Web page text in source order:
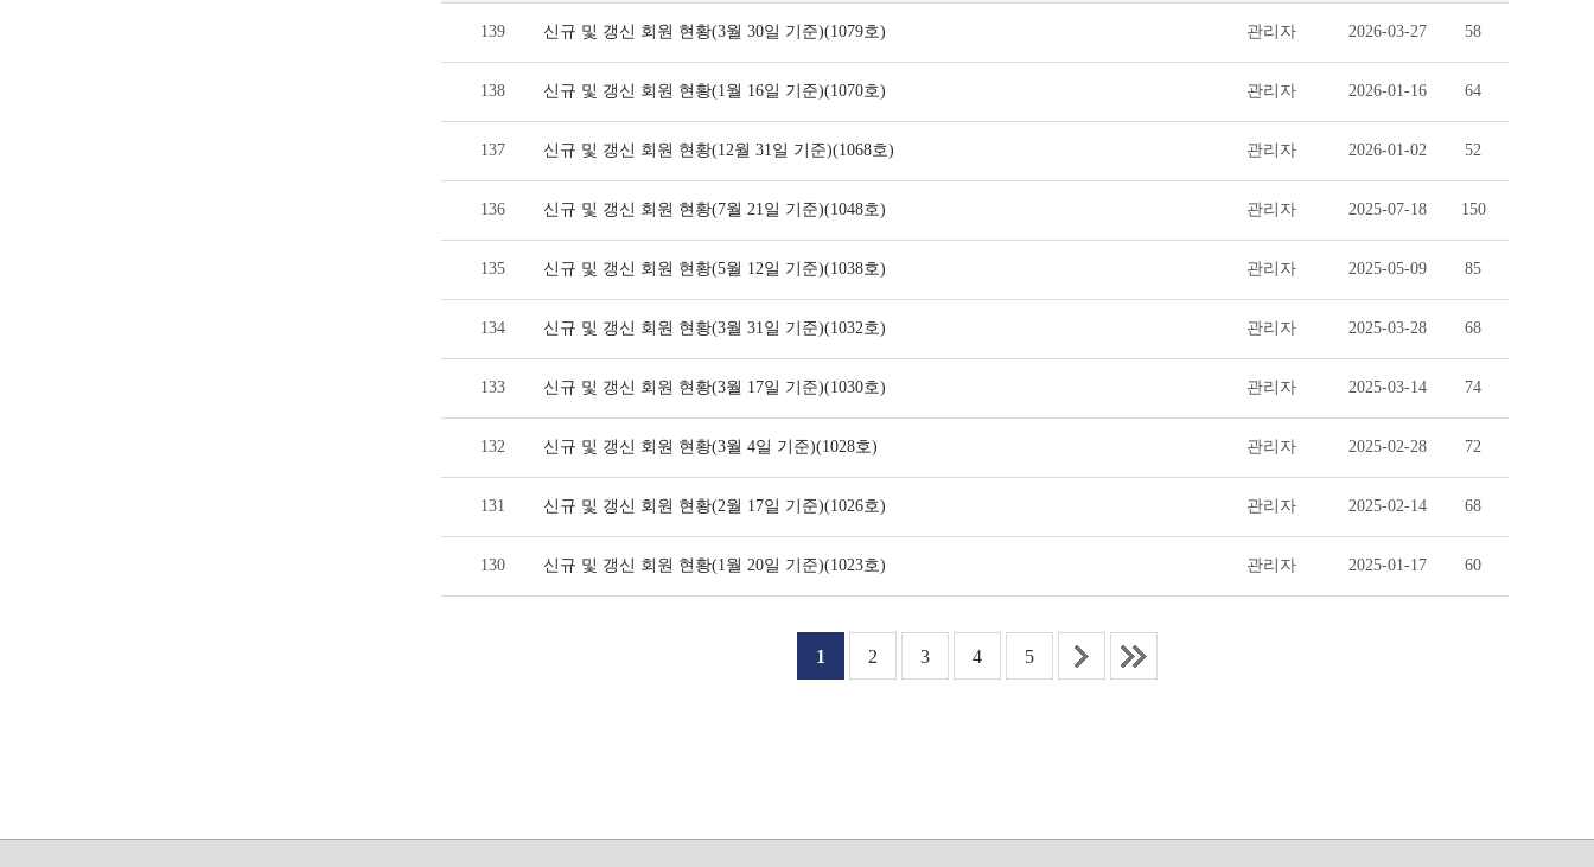
139 신규 및 갱신 회원 현황(3월 30일 기준)(1079호) 관리자 2026-03-27 58
138 신규 및 갱신 회원 현황(1월 16일 기준)(1070호) 관리자 2026-01-16 64
137 신규 및 갱신 회원 현황(12월 31일 기준)(1068호) 관리자 2026-01-02 52
136 신규 및 갱신 회원 현황(7월 21일 기준)(1048호) 관리자 2025-07-18 150
135 신규 및 갱신 회원 현황(5월 12일 기준)(1038호) 관리자 2025-05-09 85
134 신규 및 갱신 회원 현황(3월 31일 기준)(1032호) 관리자 2025-03-28 68
133 신규 및 갱신 회원 현황(3월 17일 기준)(1030호) 관리자 2025-03-14 74
132 신규 및 갱신 회원 현황(3월 4일 기준)(1028호) 관리자 2025-02-28 72
131 신규 및 갱신 회원 현황(2월 17일 기준)(1026호) 관리자 2025-02-14 68
130 신규 및 갱신 회원 현황(1월 20일 기준)(1023호) 관리자 2025-01-17 60
1 2 3 4 5